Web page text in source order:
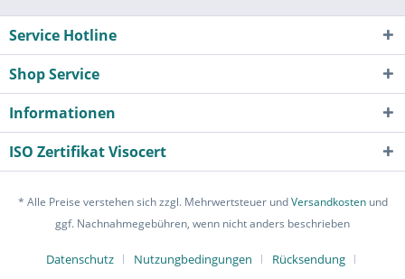
Service Hotline
Shop Service
Informationen
ISO Zertifikat Visocert
* Alle Preise verstehen sich zzgl. Mehrwertsteuer undVersandkostenund
ggf. Nachnahmegebühren, wenn nicht anders beschrieben
Datenschutz Nutzungbedingungen
Rücksendung